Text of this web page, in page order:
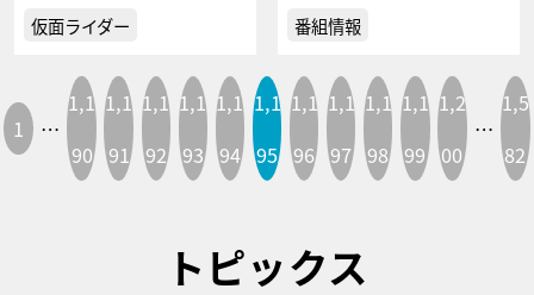
仮面ライダー 番組情報
1 …
1,1
90
1,1
91
1,1
92
1,1
93
1,1
94
1,1
95
1,1
96
1,1
97
1,1
98
1,1
99
1,2
00
…
1,5
82
トピックス